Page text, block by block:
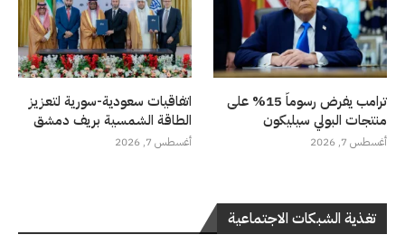
ترامب يفرض رسوماً 15% على
منتجات البولي سيليكون
أغسطس 7, 2026
اتفاقيات سعودية-سورية لتعزيز
الطاقة الشمسية بريف دمشق
أغسطس 7, 2026
تغذية الشبكات الاجتماعية